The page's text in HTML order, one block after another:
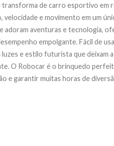
transforma de carro esportivo em
velocidade e movimento em um
adoram aventuras e tecnologia,
empolgante. Fácil de
e estilo futurista que deixam a
O Robocar é o brinquedo
e garantir muitas horas de